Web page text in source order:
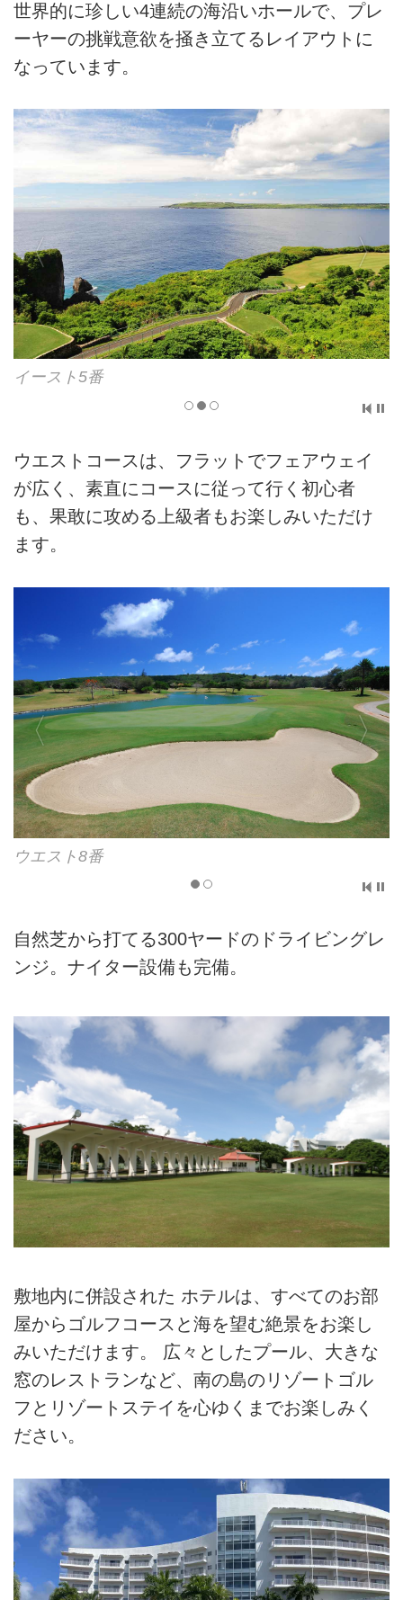
世界的に珍しい4連続の海沿いホールで、プレ
ーヤーの挑戦意欲を掻き立てるレイアウトに
なっています。
ウエストコースは、フラットでフェアウェイ
が広く、素直にコースに従って行く初心者
も、果敢に攻める上級者もお楽しみいただけ
ます。
自然芝から打てる300ヤードのドライビングレ
ンジ。ナイター設備も完備。
敷地内に併設された ホテルは、すべてのお部
屋からゴルフコースと海を望む絶景をお楽し
みいただけます。 広々としたプール、大きな
窓のレストランなど、南の島のリゾートゴル
フとリゾートステイを心ゆくまでお楽しみく
ださい。